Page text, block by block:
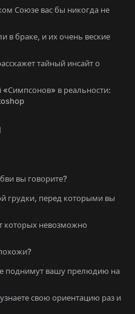
Союзе вас бы никогда не
в браке, и их очень веские
тайный инсайт о
в реальности:
вы говорите?
грудки, перед которыми вы
которых невозможно
поднимут вашу прелюдию на
свою ориентацию раз и